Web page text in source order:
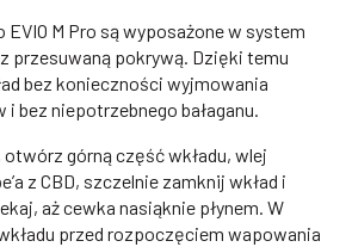
EVIO M Pro są wyposażone w system
przesuwaną pokrywą. Dzięki temu
bez konieczności wyjmowania
i bez niepotrzebnego bałaganu.
otwórz górną część wkładu, wlej
z CBD, szczelnie zamknij wkład i
aż cewka nasiąknie płynem. W
przed rozpoczęciem wapowania